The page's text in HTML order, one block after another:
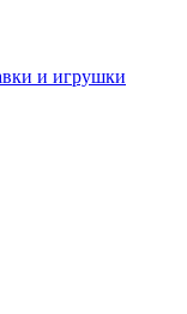
и игрушки